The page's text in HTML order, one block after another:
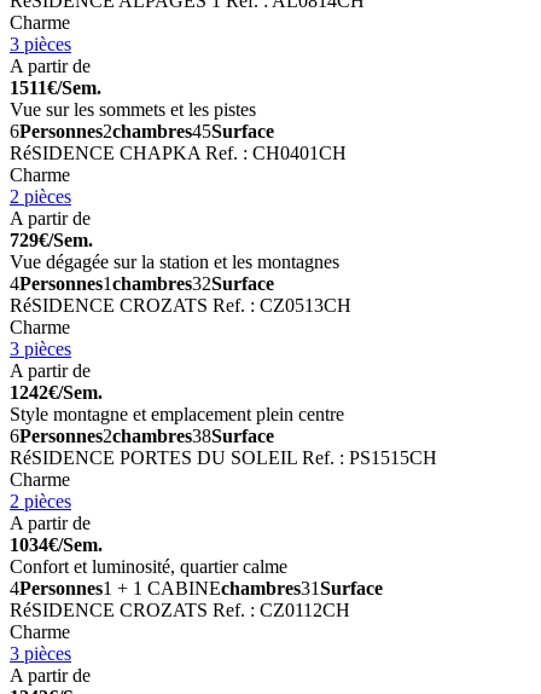
Charme
3 pièces
A partir de
1511€/Sem.
Vue sur les sommets et les pistes
6Personnes2chambres45Surface
RéSIDENCE CHAPKA Ref. : CH0401CH
Charme
2 pièces
A partir de
729€/Sem.
Vue dégagée sur la station et les montagnes
4Personnes1chambres32Surface
RéSIDENCE CROZATS Ref. : CZ0513CH
Charme
3 pièces
A partir de
1242€/Sem.
Style montagne et emplacement plein centre
6Personnes2chambres38Surface
RéSIDENCE PORTES DU SOLEIL Ref. : PS1515CH
Charme
2 pièces
A partir de
1034€/Sem.
Confort et luminosité, quartier calme
4Personnes1 + 1 CABINEchambres31Surface
RéSIDENCE CROZATS Ref. : CZ0112CH
Charme
3 pièces
A partir de